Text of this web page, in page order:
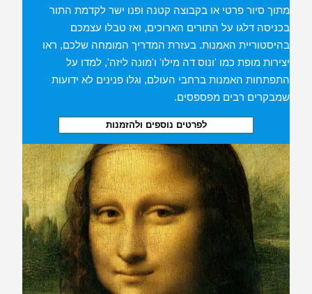
מתוך סיור פרטי או בקבוצה קטנה ופנו ישר לקדמת התור
בכניסה דלגו על התורים הארוכים, ואז טבלו עצמכם
בהיסטוריית האמנות. בעזרת המדריך המומחה שלכם, ראו
יצירות מופת כמו 'ונוס דה מילו' ו'מונה ליזה', למדו על
התפתחות האמנות ברחבי העולם, וגלו פנינים לא ידועות
שמבקרים רבים מפספסים.
לפרטים נוספים ולהזמנות